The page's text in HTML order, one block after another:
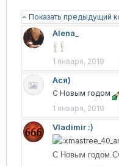
Показать предыдущий
Alena_
1 января, 2019
Ася)
С Новым годом
1 января, 2019
Vladimir :)
С Новым